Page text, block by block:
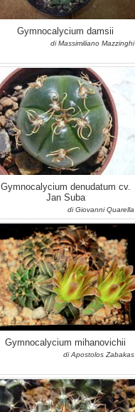
Gymnocalycium damsii
di Massimiliano Mazzinghi
Gymnocalycium denudatum cv.
Jan Suba
di Giovanni Quarella
Gymnocalycium mihanovichii
di Apostolos Zabakas